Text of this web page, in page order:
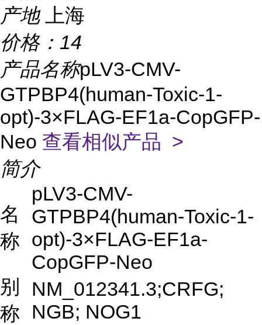
产地
上海
价格： 14
产品名称pLV3-CMV-
GTPBP4(human-Toxic-1-
opt)-3×FLAG-EF1a-CopGFP-
Neo 查看相似产品 >
简介
名
称
pLV3-CMV-
GTPBP4(human-Toxic-1-
opt)-3×FLAG-EF1a-
CopGFP-Neo
别
称
NM_012341.3;CRFG;
NGB; NOG1